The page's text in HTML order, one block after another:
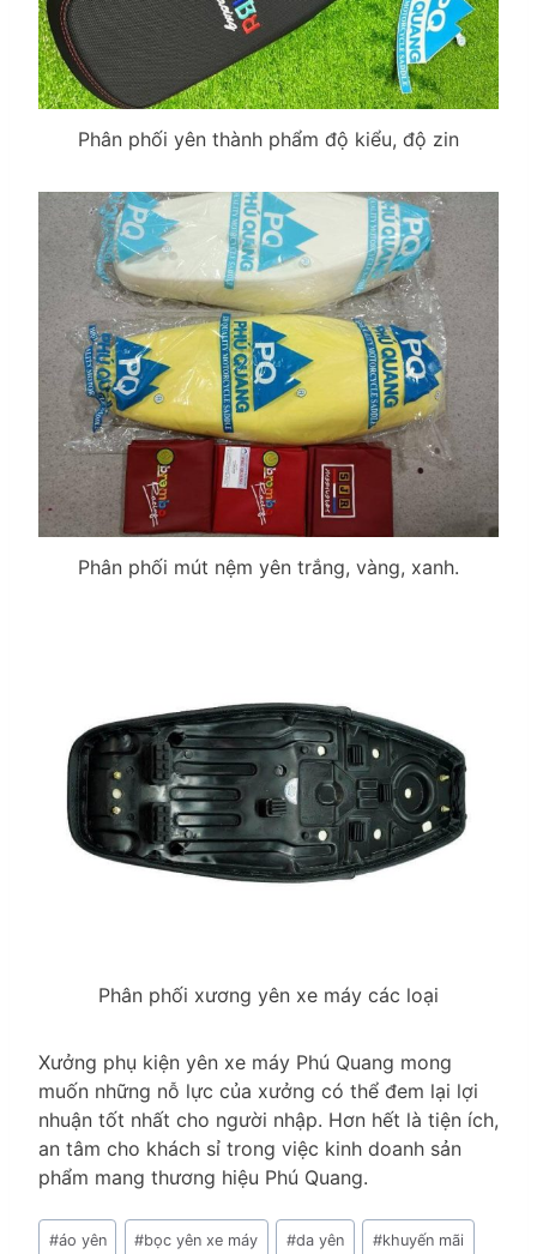
Phân phối yên thành phẩm độ kiểu, độ zin
Phân phối mút nệm yên trắng, vàng, xanh.
Phân phối xương yên xe máy các loại
Xưởng phụ kiện yên xe máy Phú Quang mong
muốn những nỗ lực của xưởng có thể đem lại lợi
nhuận tốt nhất cho người nhập. Hơn hết là tiện ích,
an tâm cho khách sỉ trong việc kinh doanh sản
phẩm mang thương hiệu Phú Quang.
Post
#áo yên #bọc yên xe máy #da yên #khuyến mãi